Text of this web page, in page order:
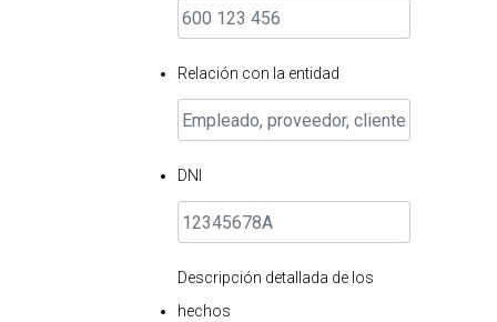
Relación con la entidad
DNI
Descripción detallada de los
hechos